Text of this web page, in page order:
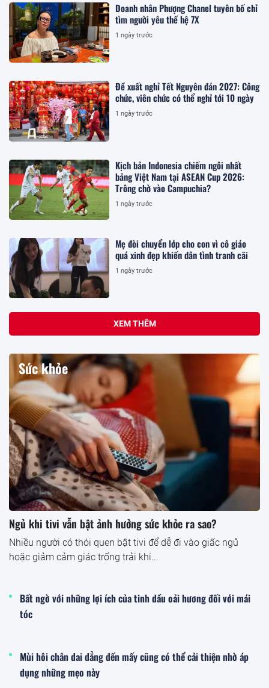
Doanh nhân Phượng Chanel tuyên bố chỉ
tìm người yêu thế hệ 7X
1 ngày trước
Đề xuất nghỉ Tết Nguyên đán 2027: Công
chức, viên chức có thể nghỉ tới 10 ngày
1 ngày trước
Kịch bản Indonesia chiếm ngôi nhất
bảng Việt Nam tại ASEAN Cup 2026:
Trông chờ vào Campuchia?
1 ngày trước
Mẹ đòi chuyển lớp cho con vì cô giáo
quá xinh đẹp khiến dân tình tranh cãi
1 ngày trước
XEM THÊM
Sức khỏe
Ngủ khi tivi vẫn bật ảnh hưởng sức khỏe ra sao?
Nhiều người có thói quen bật tivi để dễ đi vào giấc ngủ
hoặc giảm cảm giác trống trải khi...
Bất ngờ với những lợi ích của tinh dầu oải hương đối với mái
tóc
Mùi hôi chân dai dẳng đến mấy cũng có thể cải thiện nhờ áp
dụng những mẹo này